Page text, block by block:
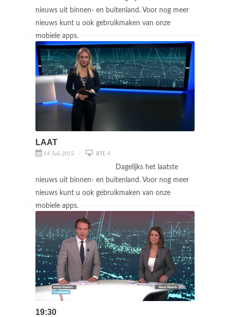
nieuws uit binnen- en buitenland. Voor nog meer
nieuws kunt u ook gebruikmaken van onze
mobiele apps.
LAAT
14 Juli 2015 RTL 4
Dagelijks het laatste
nieuws uit binnen- en buitenland. Voor nog meer
nieuws kunt u ook gebruikmaken van onze
mobiele apps.
19:30